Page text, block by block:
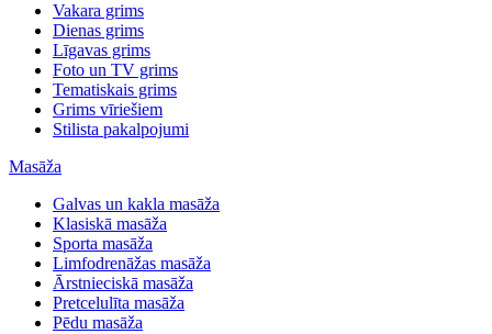
Vakara grims
Dienas grims
Līgavas grims
Foto un TV grims
Tematiskais grims
Grims vīriešiem
Stilista pakalpojumi
Masāža
Galvas un kakla masāža
Klasiskā masāža
Sporta masāža
Limfodrenāžas masāža
Ārstnieciskā masāža
Pretcelulīta masāža
Pēdu masāža